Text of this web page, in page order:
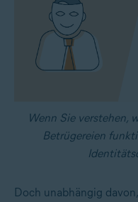
Wenn Sie verstehen,
Betrügereien
Doch unabhängig